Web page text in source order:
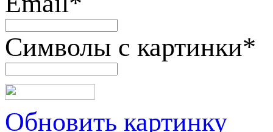
Символы с картинки*
Обновить картинку